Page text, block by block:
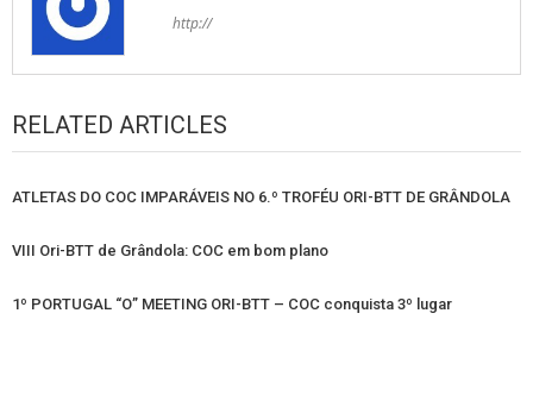
http://
RELATED ARTICLES
ATLETAS DO COC IMPARÁVEIS NO 6.º TROFÉU ORI-BTT DE GRÂNDOLA
VIII Ori-BTT de Grândola: COC em bom plano
1º PORTUGAL “O” MEETING ORI-BTT – COC conquista 3º lugar